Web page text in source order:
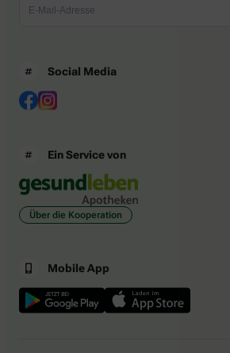
Social Media
Ein Service von
Über die Kooperation
Mobile App